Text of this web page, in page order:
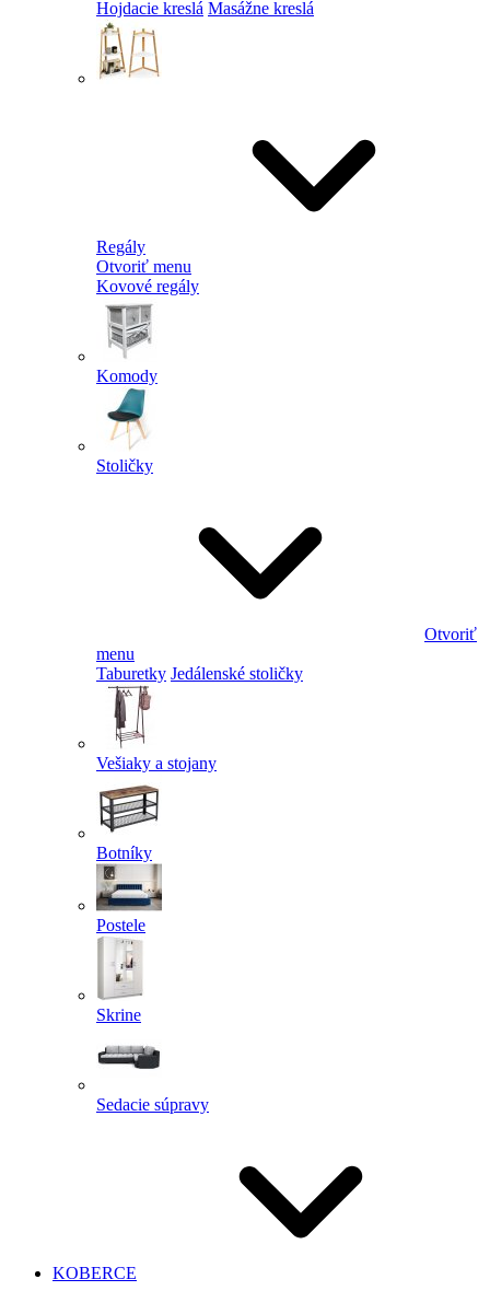
Hojdacie kreslá Masážne kreslá
Regály
Otvoriť menu
Kovové regály
Komody
Stoličky
Otvoriť
menu
Taburetky Jedálenské stoličky
Vešiaky a stojany
Botníky
Postele
Skrine
Sedacie súpravy
KOBERCE